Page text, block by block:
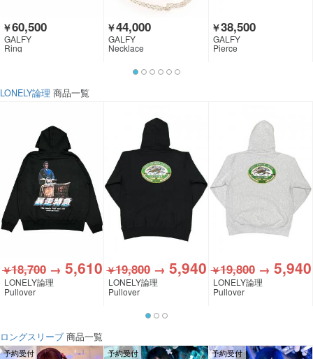
￥60,500
GALFY
Ring
￥44,000
GALFY
Necklace
￥38,500
GALFY
Pierce
LONELY論理 商品一覧
￥18,700 → 5,610
LONELY論理
Pullover
￥19,800→5,940
LONELY論理
Pullover
￥19,800→ 5,940
LONELY論理
Pullover
ロングスリーブ 商品一覧
予約受付 予約受付 予約受付